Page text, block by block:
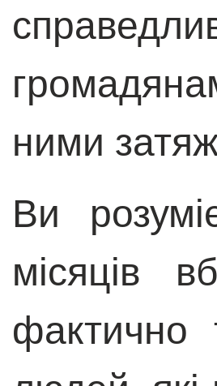
ними
Ви
місяців
фактично